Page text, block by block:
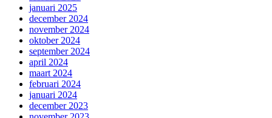
januari 2025
december 2024
november 2024
oktober 2024
september 2024
april 2024
maart 2024
februari 2024
januari 2024
december 2023